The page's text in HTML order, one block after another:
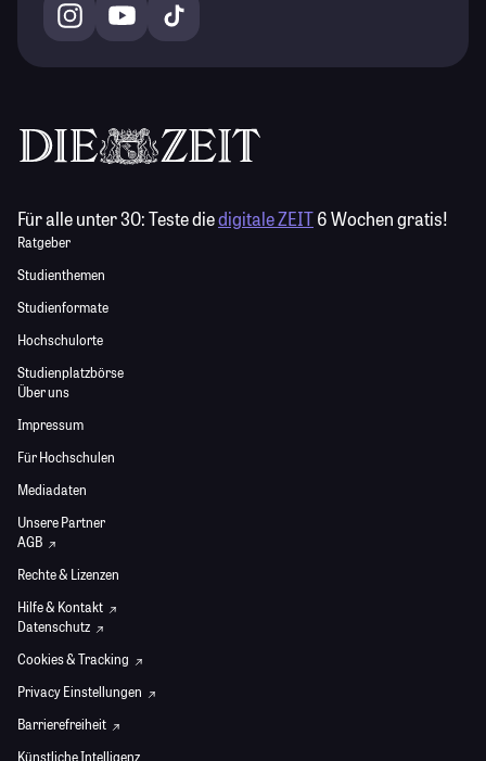
Für alle unter 30:Teste diedigitale ZEIT6 Wochen gratis!
Ratgeber
Studienthemen
Studienformate
Hochschulorte
Studienplatzbörse
Über uns
Impressum
Für Hochschulen
Mediadaten
Unsere Partner
AGB
Rechte & Lizenzen
Hilfe & Kontakt
Datenschutz
Cookies & Tracking
Privacy Einstellungen
Barrierefreiheit
Künstliche Intelligenz